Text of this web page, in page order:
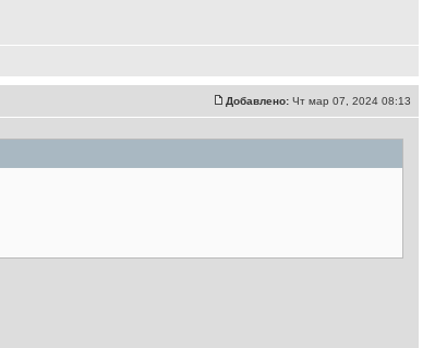
Добавлено: Чт мар 07, 2024 08:13